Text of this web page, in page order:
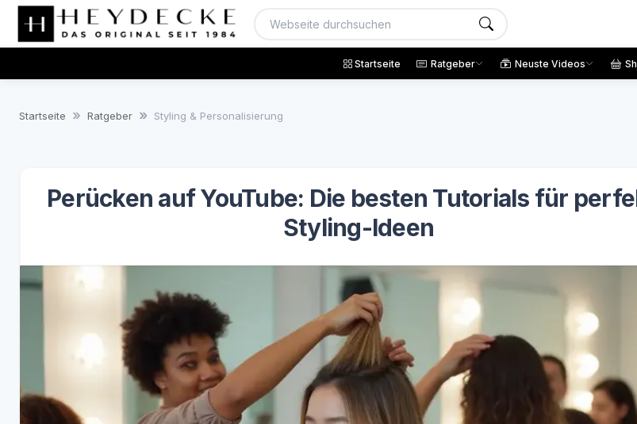
Startseite Ratgeber Neuste Videos
Startseite Ratgeber Styling & Personalisierung
Perücken auf YouTube: Die besten Tutorials für
Styling-Ideen